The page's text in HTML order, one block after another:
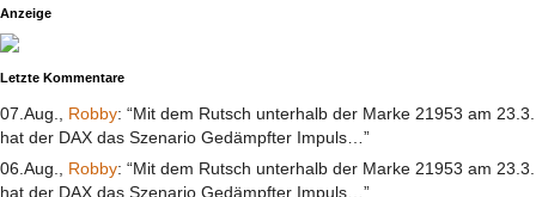
Anzeige
Letzte Kommentare
07.Aug., Robby: “Mit dem Rutsch unterhalb der Marke 21953 am 23.3.
hat der DAX das Szenario Gedämpfter Impuls…”
06.Aug., Robby: “Mit dem Rutsch unterhalb der Marke 21953 am 23.3.
hat der DAX das Szenario Gedämpfter Impuls…”